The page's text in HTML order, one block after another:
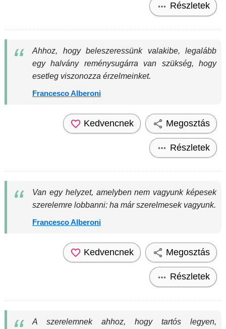
Részletek
Ahhoz, hogy beleszeressünk valakibe, legalább
egy halvány reménysugárra van szükség, hogy
esetleg viszonozza érzelmeinket.
Francesco Alberoni
Kedvencnek Megosztás
Részletek
Van egy helyzet, amelyben nem vagyunk képesek
szerelemre lobbanni: ha már szerelmesek vagyunk.
Francesco Alberoni
Kedvencnek Megosztás
Részletek
A szerelemnek ahhoz, hogy tartós legyen,